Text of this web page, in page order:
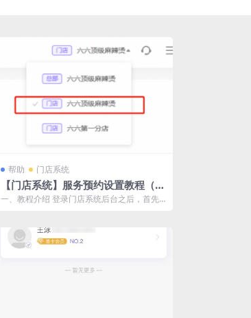
帮助 门店系统
【门店系统】服务预约设置教程（通
用版）
一、教程介绍 登录门店系统后台之后，首先